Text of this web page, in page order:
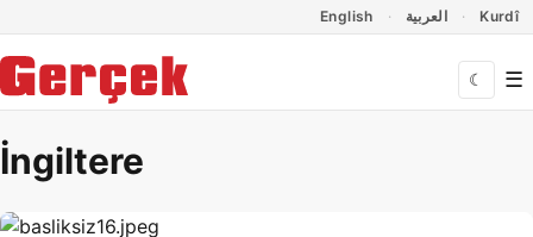
English العربية Kurdî
☾ ☰
İngiltere